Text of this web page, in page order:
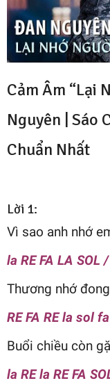
Cảm Âm “Lại
Nguyên | Sáo
Chuẩn Nhất
Lời 1:
Vì sao anh nhớ
la RE FA LA SOL
Thương nhớ
RE FA RE la sol
Buổi chiều còn
la RE la RE FA